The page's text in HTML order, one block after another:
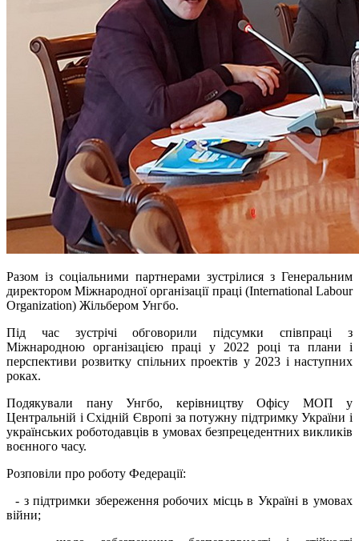
Разом із соціальними партнерами зустрілися з Генеральним
директором Міжнародної організації праці (International Labour
Organization) Жільбером Унгбо.
Під час зустрічі обговорили підсумки співпраці з
Міжнародною організацією праці у 2022 році та плани і
перспективи розвитку спільних проектів у 2023 і наступних
роках.
Подякували пану Унгбо, керівництву Офісу МОП у
Центральній і Східній Європі за потужну підтримку України і
українських роботодавців в умовах безпрецедентних викликів
воєнного часу.
Розповіли про роботу Федерації:
- з підтримки збереження робочих місць в Україні в умовах
війни;